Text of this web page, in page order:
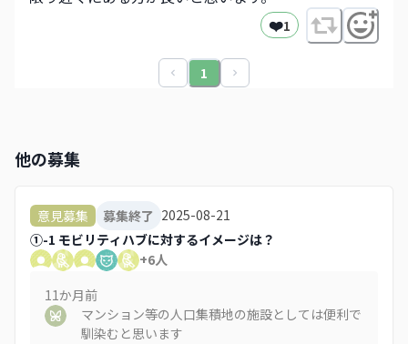
❤️1
1
他の募集
意見募集 募集終了 2025-08-21
①-1 モビリティハブに対するイメージは？
+6人
11か月前
マンション等の人口集積地の施設としては便利で
馴染むと思います